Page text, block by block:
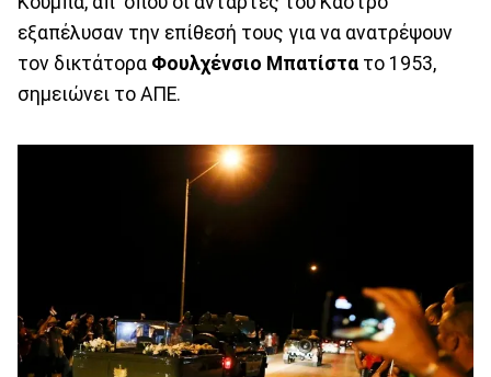
εξαπέλυσαν την επίθεσή τους για να ανατρέψουν
τον δικτάτορα Φουλχένσιο Μπατίστα το 1953,
σημειώνει το ΑΠΕ.